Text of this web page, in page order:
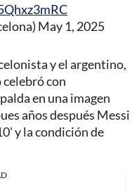
May 1, 2025
y el argentino,
celebró con
en una imagen
años después Messi
y la condición de